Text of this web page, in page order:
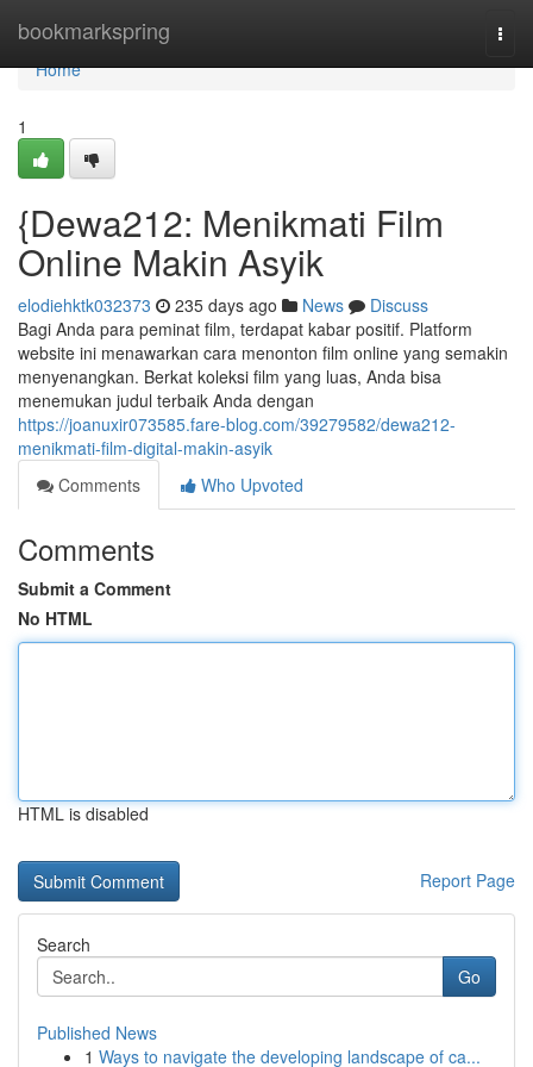
bookmarkspring
Home
Home
1
{Dewa212: Menikmati Film
Online Makin Asyik
elodiehktk032373 235 days ago News
Discuss
Bagi Anda para peminat film, terdapat kabar positif. Platform
website ini menawarkan cara menonton film online yang semakin
menyenangkan. Berkat koleksi film yang luas, Anda bisa
menemukan judul terbaik Anda dengan
https://joanuxir073585.fare-blog.com/39279582/dewa212-
menikmati-film-digital-makin-asyik
Comments
Who Upvoted
Comments
Submit a Comment
No HTML
HTML is disabled
Report Page
Search
Go
Published News
1 Ways to navigate the developing landscape of ca...